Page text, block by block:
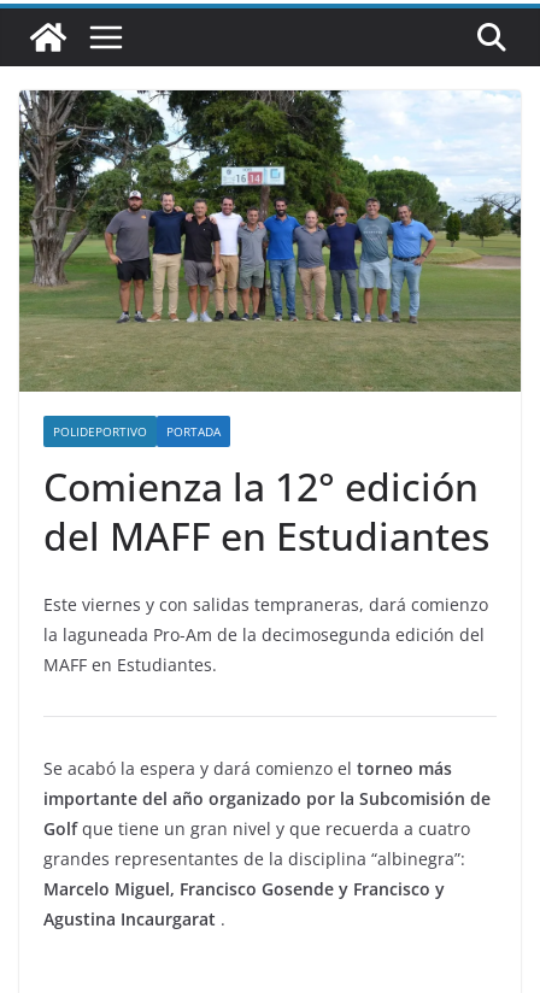
POLIDEPORTIVO PORTADA
Comienza la 12° edición
del MAFF en Estudiantes
Este viernes y con salidas tempraneras, dará comienzo
la laguneada Pro-Am de la decimosegunda edición del
MAFF en Estudiantes.
Se acabó la espera y dará comienzo el torneo más
importante del año organizado por la Subcomisión de
Golfque tiene un gran nivel y que recuerda a cuatro
grandes representantes de la disciplina “albinegra”:
Marcelo Miguel, Francisco Gosende y Francisco y
Agustina Incaurgarat .